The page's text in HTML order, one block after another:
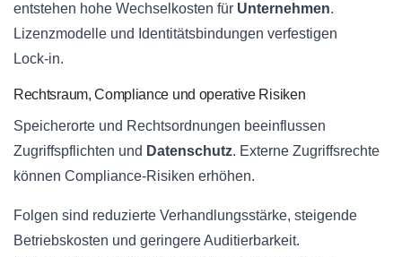
entstehen hohe Wechselkosten für Unternehmen.
Lizenzmodelle und Identitätsbindungen verfestigen
Lock‑in.
Rechtsraum, Compliance und operative Risiken
Speicherorte und Rechtsordnungen beeinflussen
Zugriffspflichten und Datenschutz. Externe Zugriffsrechte
können Compliance‑Risiken erhöhen.
Folgen sind reduzierte Verhandlungsstärke, steigende
Betriebskosten und geringere Auditierbarkeit.